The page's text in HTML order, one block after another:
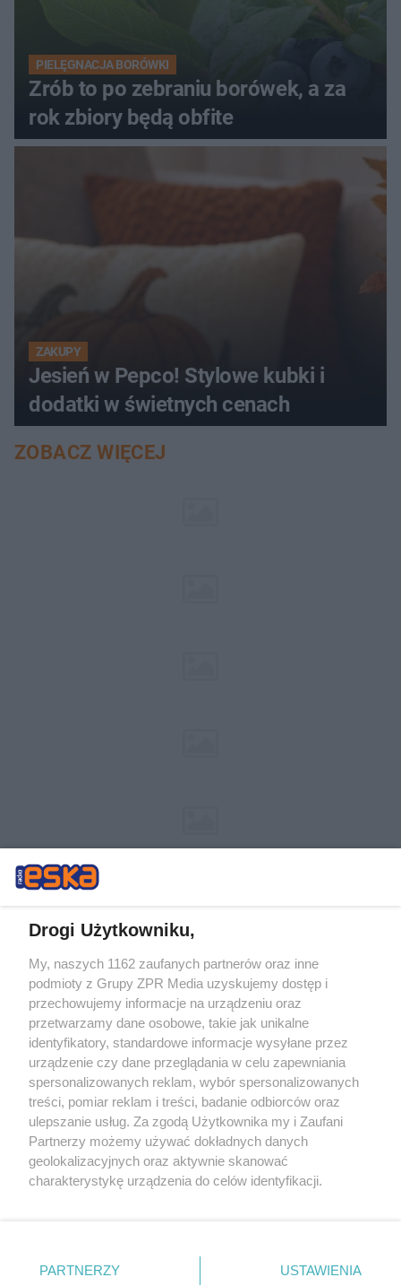
PIELĘGNACJA BORÓWKI
Zrób to po zebraniu borówek, a za
rok zbiory będą obfite
ZAKUPY
Jesień w Pepco! Stylowe kubki i
dodatki w świetnych cenach
ZOBACZ WIĘCEJ
Żaden utwór zamieszczony w serwisie nie może być powielany i
rozpowszechniany lub dalej rozpowszechniany w jakikolwiek sposób (w
tym także elektroniczny lub mechaniczny) na jakimkolwiek polu
eksploatacji w jakiejkolwiek formie, włącznie z umieszczaniem w
Internecie bez pisemnej zgody właściciela praw. Jakiekolwiek użycie lub
wykorzystanie utworów w całości lub w części z naruszeniem prawa,
tzn. bez właściwej zgody, jest zabronione pod groźbą kary i może być
ścigane prawnie.
Drogi Użytkowniku,
My, naszych 1162 zaufanych partnerów oraz inne
podmioty z Grupy ZPR Media uzyskujemy dostęp i
przechowujemy informacje na urządzeniu oraz
przetwarzamy dane osobowe, takie jak unikalne
identyfikatory, standardowe informacje wysyłane przez
urządzenie czy dane przeglądania w celu zapewniania
spersonalizowanych reklam, wybór spersonalizowanych
treści, pomiar reklam i treści, badanie odbiorców oraz
ulepszanie usług. Za zgodą Użytkownika my i Zaufani
Partnerzy możemy używać dokładnych danych
geolokalizacyjnych oraz aktywnie skanować
charakterystykę urządzenia do celów identyfikacji.
zmienić/wycofać klikając przycisk ustawień prywatności
znajdujący się w lewym dolnym rogu strony
PARTNERZY USTAWIENIA